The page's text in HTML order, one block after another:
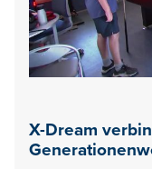
X-Dream